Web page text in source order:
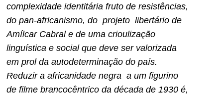
complexidade identitária fruto de resistências,
do pan-africanismo, do projeto libertário de
Amílcar Cabral e de uma crioulização
linguística e social que deve ser valorizada
em prol da autodeterminação do país.
Reduzir a africanidade negra a um figurino
de filme brancocêntrico da década de 1930 é,